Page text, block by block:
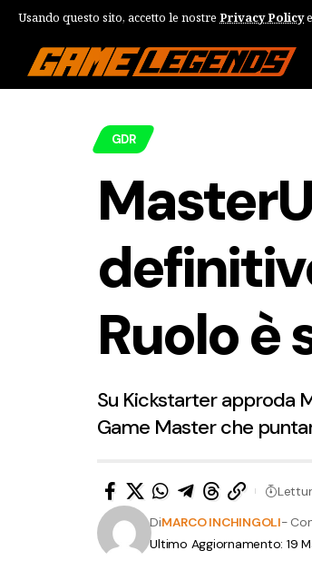
Usando questo sito, accetto le nostre Privacy Policy
GDR
Ruolo è
Su Kickstarter approda
Game Master che
Ultimo Aggiornamento: 19
DiMARCO INCHINGOLI-